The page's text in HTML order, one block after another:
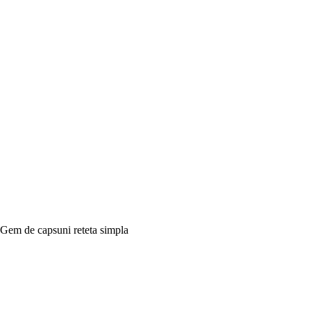
Gem de capsuni reteta simpla